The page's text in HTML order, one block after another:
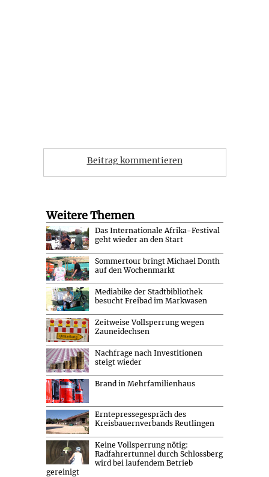
Beitrag kommentieren
Weitere Themen
Das Internationale Afrika-Festival
geht wieder an den Start
Sommertour bringt Michael Donth
auf den Wochenmarkt
Mediabike der Stadtbibliothek
besucht Freibad im Markwasen
Zeitweise Vollsperrung wegen
Zauneidechsen
Nachfrage nach Investitionen
steigt wieder
Brand in Mehrfamilienhaus
Erntepressegespräch des
Kreisbauernverbands Reutlingen
Keine Vollsperrung nötig:
Radfahrertunnel durch Schlossberg
wird bei laufendem Betrieb
gereinigt